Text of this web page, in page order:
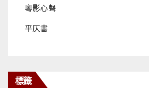
粵影心聲
平仄書
標籤